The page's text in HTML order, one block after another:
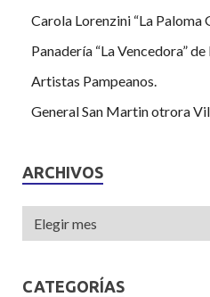
Carola Lorenzini “La Paloma
Panadería “La Vencedora”
Artistas Pampeanos.
General San Martin otrora
ARCHIVOS
CATEGORÍAS